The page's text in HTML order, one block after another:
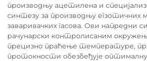
производњу ацетилена и
синтезу за производњу егзотичних
заваривачких гасова. Ови напредни
рачунарски контролисаним
прецизно праћење температуре,
протокности обезбеђује